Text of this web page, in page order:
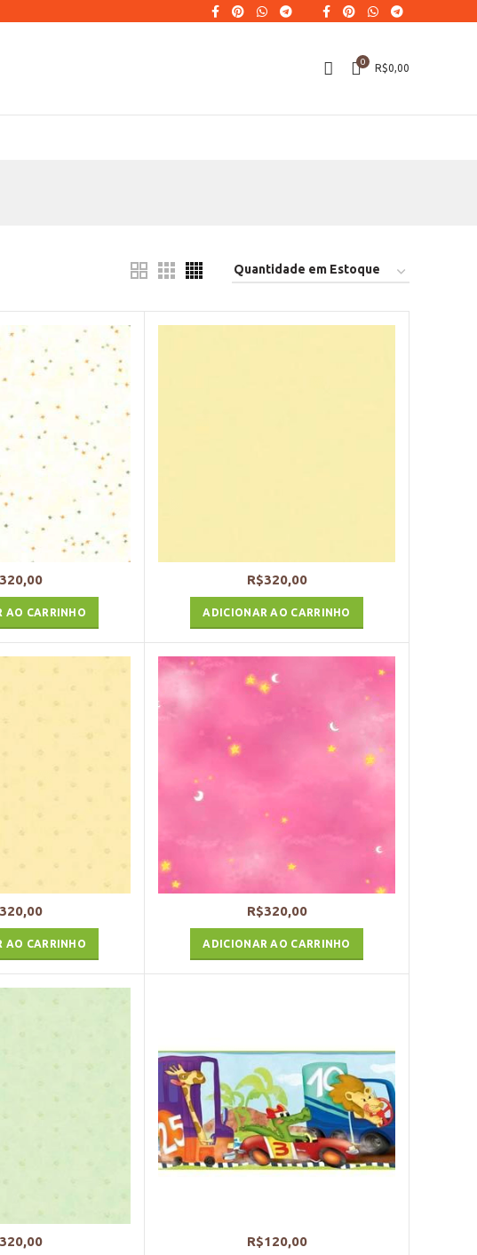
0
R$0,00
320,00
AO CARRINHO
R$320,00
ADICIONAR AO CARRINHO
320,00
AO CARRINHO
R$320,00
ADICIONAR AO CARRINHO
320,00 R$120,00